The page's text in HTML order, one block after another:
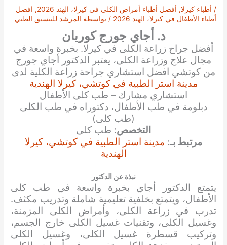
/ أطباء كيرلا, أفضل أطباء أمراض الكلى في كيرلا، الهند 2026 , افضل
أطباء الأطفال في كيرلا، الهند 2026
/ بواسطة المرشد للتنسيق الطبي
د. أجاي جورج كوريان
أفضل جراح زراعة الكلى في كيرلا. بخبرة واسعة في
مجال علاج وزراعة الكلى، يعتبر الدكتور أجاي جورج
من كوتشي افضل استشاري جراحة زراعة الكلية لدى
مدينة استر الطبية في كوتشي، كيرلا الهندية
استشاري مشارك – طب كلى الأطفال
دبلومة في طب الأطفال، دكتوراه في طب الكلى
(طب كلى)
التخصص: طب كلى
مرتبط بـ: مدينة استر الطبية في كوتشي، كيرلا
الهندية
نبذة عن الدكتور
يتمتع الدكتور أجاي بخبرة واسعة في طب كلى
الأطفال، ويتمتع بخلفية تعليمية شاملة وتدريب مكثف.
تدرب في زراعة الكلى، وأمراض الكلى المزمنة،
وغسيل الكلى، وتقنيات غسيل الكلى خارج الجسم،
وتركيب قسطرة غسيل الكلى، وغسيل الكلى